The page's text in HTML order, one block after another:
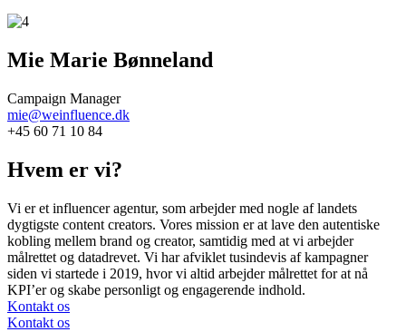
Mie Marie Bønneland
Campaign Manager
mie@weinfluence.dk
+45 60 71 10 84
Hvem er vi?
Vi er et influencer agentur, som arbejder med nogle af landets
dygtigste content creators. Vores mission er at lave den autentiske
kobling mellem brand og creator, samtidig med at vi arbejder
målrettet og datadrevet. Vi har afviklet tusindevis af kampagner
siden vi startede i 2019, hvor vi altid arbejder målrettet for at nå
KPI’er og skabe personligt og engagerende indhold.
Kontakt os
Kontakt os